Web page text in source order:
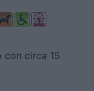
con circa 15